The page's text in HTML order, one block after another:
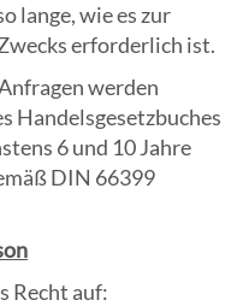
lange, wie es zur
erforderlich ist.
werden
Handelsgesetzbuches
6 und 10 Jahre
DIN 66399
Recht auf: